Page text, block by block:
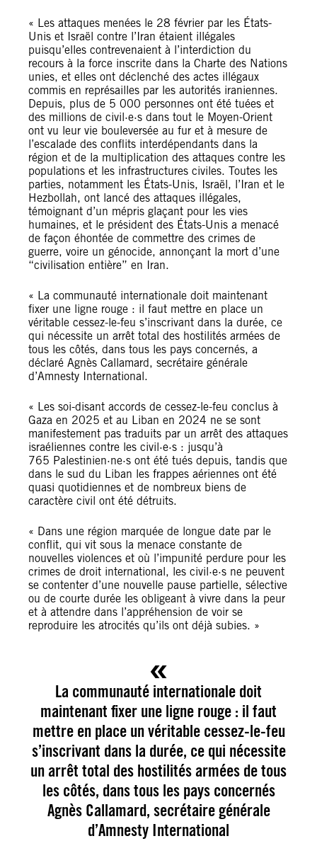
« Les attaques menées le 28 février par les États-
Unis et Israël contre l’Iran étaient illégales
puisqu’elles contrevenaient à l’interdiction du
recours à la force inscrite dans la Charte des Nations
unies, et elles ont déclenché des actes illégaux
commis en représailles par les autorités iraniennes.
Depuis, plus de 5 000 personnes ont été tuées et
des millions de civil·e·s dans tout le Moyen-Orient
ont vu leur vie bouleversée au fur et à mesure de
l’escalade des conflits interdépendants dans la
région et de la multiplication des attaques contre les
populations et les infrastructures civiles. Toutes les
parties, notamment les États-Unis, Israël, l’Iran et le
Hezbollah, ont lancé des attaques illégales,
témoignant d’un mépris glaçant pour les vies
humaines, et le président des États-Unis a menacé
de façon éhontée de commettre des crimes de
guerre, voire un génocide, annonçant la mort d’une
“civilisation entière” en Iran.
« La communauté internationale doit maintenant
fixer une ligne rouge : il faut mettre en place un
véritable cessez-le-feu s’inscrivant dans la durée, ce
qui nécessite un arrêt total des hostilités armées de
tous les côtés, dans tous les pays concernés, a
déclaré Agnès Callamard, secrétaire générale
d’Amnesty International.
« Les soi-disant accords de cessez-le-feu conclus à
Gaza en 2025 et au Liban en 2024 ne se sont
manifestement pas traduits par un arrêt des attaques
israéliennes contre les civil·e·s : jusqu’à
765 Palestinien·ne·s ont été tués depuis, tandis que
dans le sud du Liban les frappes aériennes ont été
quasi quotidiennes et de nombreux biens de
caractère civil ont été détruits.
« Dans une région marquée de longue date par le
conflit, qui vit sous la menace constante de
nouvelles violences et où l’impunité perdure pour les
crimes de droit international, les civil·e·s ne peuvent
se contenter d’une nouvelle pause partielle, sélective
ou de courte durée les obligeant à vivre dans la peur
et à attendre dans l’appréhension de voir se
reproduire les atrocités qu’ils ont déjà subies. »
La communauté internationale doit
maintenant fixer une ligne rouge : il faut
mettre en place un véritable cessez-le-feu
s’inscrivant dans la durée, ce qui nécessite
un arrêt total des hostilités armées de tous
les côtés, dans tous les pays concernés
Agnès Callamard, secrétaire générale
d’Amnesty International